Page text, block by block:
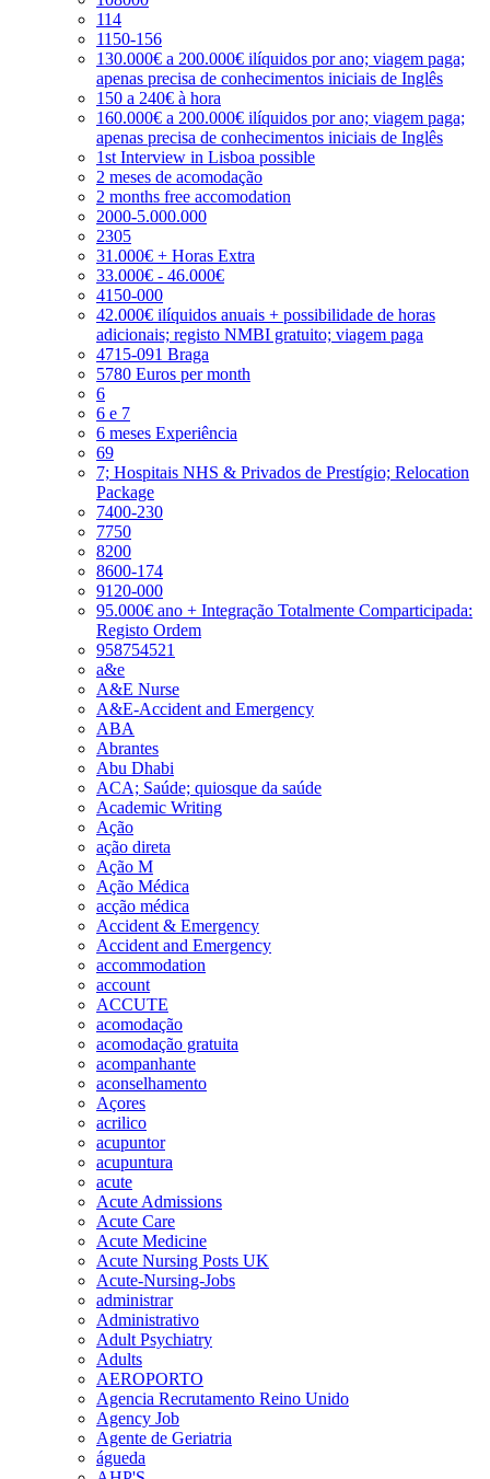
114
1150-156
130.000€ a 200.000€ ilíquidos por ano; viagem paga;
apenas precisa de conhecimentos iniciais de Inglês
150 a 240€ à hora
160.000€ a 200.000€ ilíquidos por ano; viagem paga;
apenas precisa de conhecimentos iniciais de Inglês
1st Interview in Lisboa possible
2 meses de acomodação
2 months free accomodation
2000-5.000.000
2305
31.000€ + Horas Extra
33.000€ - 46.000€
4150-000
42.000€ ilíquidos anuais + possibilidade de horas
adicionais; registo NMBI gratuito; viagem paga
4715-091 Braga
5780 Euros per month
6
6 e 7
6 meses Experiência
69
7; Hospitais NHS & Privados de Prestígio; Relocation
Package
7400-230
7750
8200
8600-174
9120-000
95.000€ ano + Integração Totalmente Comparticipada:
Registo Ordem
958754521
a&e
A&E Nurse
A&E-Accident and Emergency
ABA
Abrantes
Abu Dhabi
ACA; Saúde; quiosque da saúde
Academic Writing
Ação
ação direta
Ação M
Ação Médica
acção médica
Accident & Emergency
Accident and Emergency
accommodation
account
ACCUTE
acomodação
acomodação gratuita
acompanhante
aconselhamento
Açores
acrilico
acupuntor
acupuntura
acute
Acute Admissions
Acute Care
Acute Medicine
Acute Nursing Posts UK
Acute-Nursing-Jobs
administrar
Administrativo
Adult Psychiatry
Adults
AEROPORTO
Agencia Recrutamento Reino Unido
Agency Job
Agente de Geriatria
águeda